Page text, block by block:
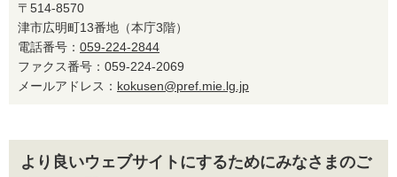
〒514-8570
津市広明町13番地（本庁3階）
電話番号： 059-224-2844
ファクス番号：059-224-2069
メールアドレス： kokusen@pref.mie.lg.jp
より良いウェブサイトにするためにみなさまのご